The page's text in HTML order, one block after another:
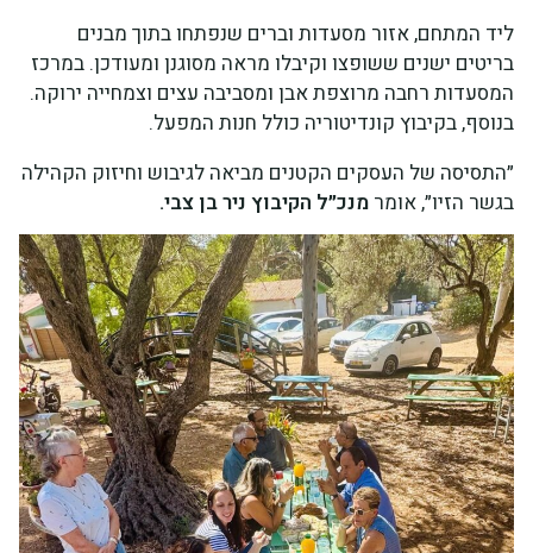
ליד המתחם, אזור מסעדות וברים שנפתחו בתוך מבנים
בריטים ישנים ששופצו וקיבלו מראה מסוגנן ומעודכן. במרכז
המסעדות רחבה מרוצפת אבן ומסביבה עצים וצמחייה ירוקה.
בנוסף, בקיבוץ קונדיטוריה כולל חנות המפעל.
״התסיסה של העסקים הקטנים מביאה לגיבוש וחיזוק הקהילה
בגשר הזיו״, אומר מנכ״ל הקיבוץ ניר בן צבי.